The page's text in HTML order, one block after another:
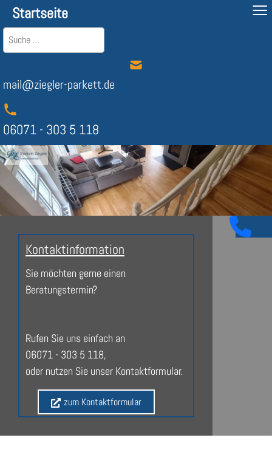
Suchen
mail@ziegler-parkett.de
06071 - 303 5 118
Kontaktinformation
Sie möchten gerne einen
Beratungstermin?
Rufen Sie uns einfach an
06071 - 303 5 118,
oder nutzen Sie unser Kontaktformular.
zum Kontaktformular
Startseite ≡